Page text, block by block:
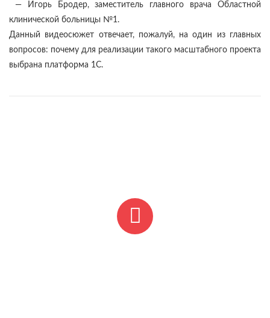
— Игорь Бродер, заместитель главного врача Областной
клинической больницы №1.
Данный видеосюжет отвечает, пожалуй, на один из главных
вопросов: почему для реализации такого масштабного проекта
выбрана платформа 1С.